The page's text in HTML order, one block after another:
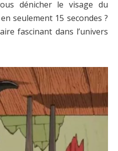
dénicher le visage du
seulement 15 secondes ?
fascinant dans l’univers